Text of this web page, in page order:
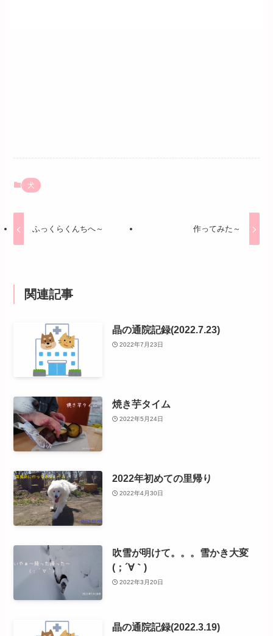
犬
ふっくらくんちへ～ 作ってみた～
関連記事
晶の通院記録(2022.7.23)
2022年7月23日
焼き芋タイム
2022年5月24日
2022年初めての里帰り
2022年4月30日
吹雪が明けて。。。雪かき大変
(；´∀｀)
2022年3月20日
晶の通院記録(2022.3.19)